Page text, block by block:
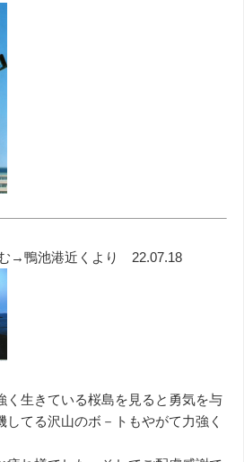
→鴨池港近くより 22.07.18
生きている桜島を見ると勇気を与
してる沢山のボ－トもやがて力強く